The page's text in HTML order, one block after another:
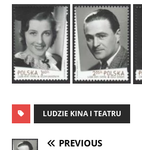
LUDZIE KINA I TEATRU
PREVIOUS